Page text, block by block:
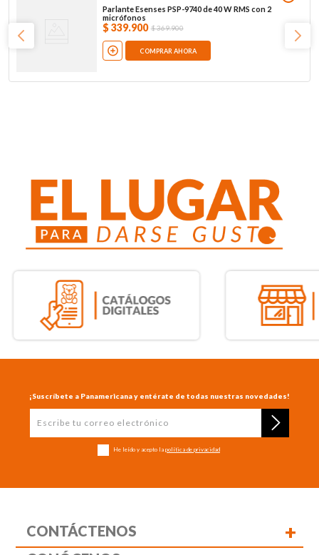
Parlante Esenses PSP-9740 de 40 W RMS con 2
micrófonos
$ 339.900 $369.900
COMPRAR AHORA
¡Suscríbete a Panamericana y entérate de todas nuestras novedades!
He leído y acepto la política de privacidad
CONTÁCTENOS +